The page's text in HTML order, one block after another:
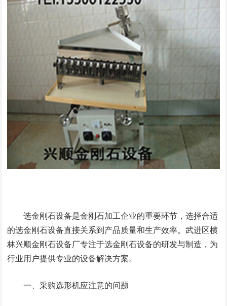
碳化硅分选
选金刚石设备是金刚石加工企业的重要环节，选择合适
的选金刚石设备直接关系到产品质量和生产效率。武进区横
林兴顺金刚石设备厂专注于选金刚石设备的研发与制造，为
行业用户提供专业的设备解决方案。
一、采购选形机应注意的问题